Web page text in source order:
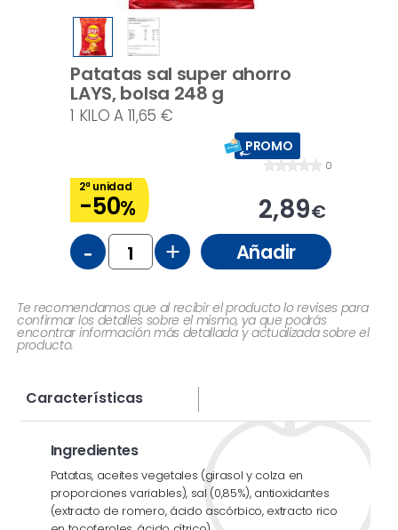
Patatas sal super ahorro
LAYS, bolsa 248 g
PROMO
0
2ª unidad
-50% 2,89€
1 KILO A 11,65 €
- + Añadir
Te recomendamos que al recibir el producto lo revises para
confirmar los detalles sobre el mismo, ya que podrás
encontrar información más detallada y actualizada sobre el
producto.
Características
Ingredientes
Patatas, aceites vegetales (girasol y colza en
proporciones variables), sal (0,85%), antioxidantes
(extracto de romero, ácido ascórbico, extracto rico